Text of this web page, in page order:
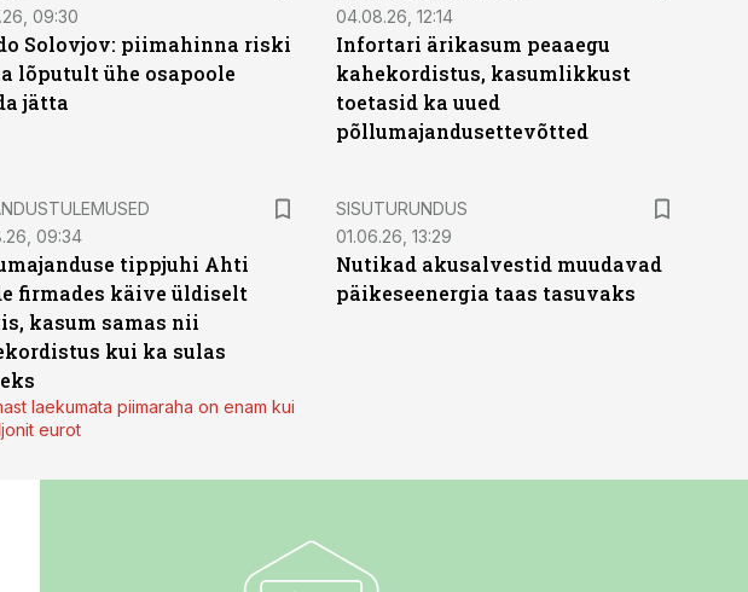
09:30
Solovjov: piimahinna riski
lõputult ühe osapoole
jätta
04.08.26, 12:14
Infortari ärikasum peaaegu
kahekordistus, kasumlikkust
toetasid ka uued
põllumajandusettevõtted
09:34
tippjuhi Ahti
firmades käive üldiselt
kasum samas nii
kui ka sulas
laekumata piimaraha on enam kui
eurot
ST
SISUTURUNDUS
01.06.26, 13:29
Nutikad akusalvestid muudavad
päikeseenergia taas tasuvaks